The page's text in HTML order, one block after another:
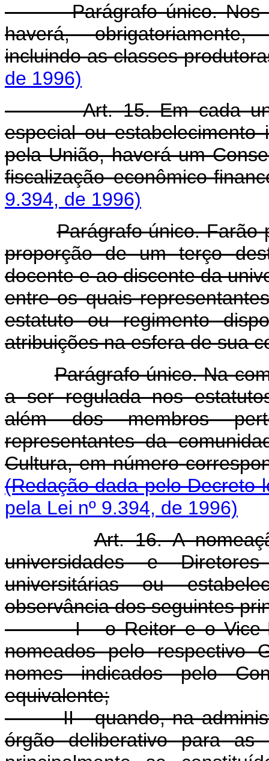
Parágrafo único. Nos
haverá,
incluindo as classes
de 1996)
Art. 15. Em cada
especial ou
pela União, haverá um
fiscalização econômico-
9.394, de 1996)
Parágrafo único. Farão
proporção de um terço
docente e ao discente da
entre os quais
estatuto ou regimento
atribuições na esfera de sua
Parágrafo único. Na
a ser regulada nos
além dos membros
representantes da
Cultura, em número
(Redação dada pelo Decreto-
pela Lei nº 9.394, de 1996)
Art. 16. A
universidades e
universitárias ou
observância dos seguintes
I - o Reitor e o Vice-
nomeados pelo respectivo
nomes indicados pelo
equivalente;
II - quando, na
órgão deliberativo para as